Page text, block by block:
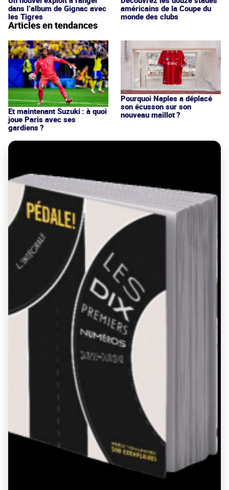
dans l’album de Gignac avec
les Tigres
américains de la Coupe du
monde des clubs
Articles en tendances
Et maintenant Suzuki : à quoi
joue Paris avec ses
gardiens ?
Pourquoi Naples a déplacé
son écusson sur son
nouveau maillot ?